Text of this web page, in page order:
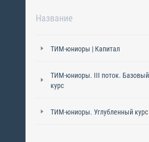
Название
ТИМ-юниоры | Капитал
ТИМ-юниоры. III поток. Базовый
курс
ТИМ-юниоры. Углубленный курс